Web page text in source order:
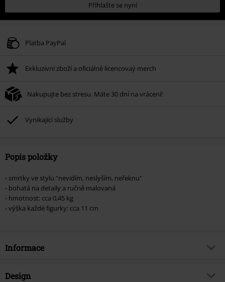
Přihlašte se nyní
Platba PayPal
Exkluzivní zboží a oficiálně licencovaý merch
Nakupujte bez stresu. Máte 30 dní na vrácení!
Vynikající služby
Popis položky
- smrtky ve stylu "nevidím, neslyším, neřeknu"
- bohatá na detaily a ručně malovaná
- hmotnost: cca 0,45 kg
- výška každé figurky: cca 11 cm
Informace
Zboží č.
Design